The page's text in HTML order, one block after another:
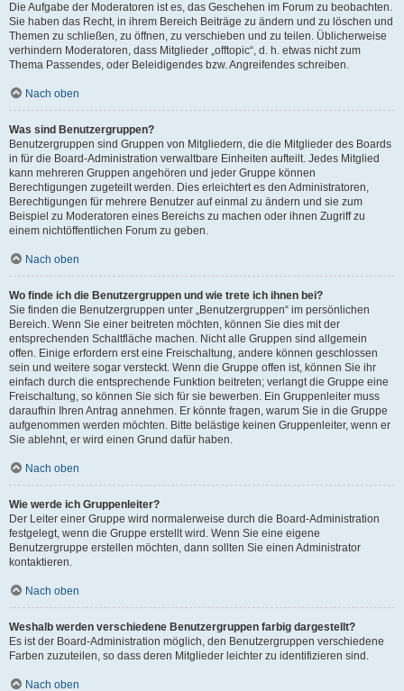
Die Aufgabe der Moderatoren ist es, das Geschehen im Forum zu beobachten.
Sie haben das Recht, in ihrem Bereich Beiträge zu ändern und zu löschen und
Themen zu schließen, zu öffnen, zu verschieben und zu teilen. Üblicherweise
verhindern Moderatoren, dass Mitglieder „offtopic“, d. h. etwas nicht zum
Thema Passendes, oder Beleidigendes bzw. Angreifendes schreiben.
Nach oben
Was sind Benutzergruppen?
Benutzergruppen sind Gruppen von Mitgliedern, die die Mitglieder des Boards
in für die Board-Administration verwaltbare Einheiten aufteilt. Jedes Mitglied
kann mehreren Gruppen angehören und jeder Gruppe können
Berechtigungen zugeteilt werden. Dies erleichtert es den Administratoren,
Berechtigungen für mehrere Benutzer auf einmal zu ändern und sie zum
Beispiel zu Moderatoren eines Bereichs zu machen oder ihnen Zugriff zu
einem nichtöffentlichen Forum zu geben.
Nach oben
Wo finde ich die Benutzergruppen und wie trete ich ihnen bei?
Sie finden die Benutzergruppen unter „Benutzergruppen“ im persönlichen
Bereich. Wenn Sie einer beitreten möchten, können Sie dies mit der
entsprechenden Schaltfläche machen. Nicht alle Gruppen sind allgemein
offen. Einige erfordern erst eine Freischaltung, andere können geschlossen
sein und weitere sogar versteckt. Wenn die Gruppe offen ist, können Sie ihr
einfach durch die entsprechende Funktion beitreten; verlangt die Gruppe eine
Freischaltung, so können Sie sich für sie bewerben. Ein Gruppenleiter muss
daraufhin Ihren Antrag annehmen. Er könnte fragen, warum Sie in die Gruppe
aufgenommen werden möchten. Bitte belästige keinen Gruppenleiter, wenn er
Sie ablehnt, er wird einen Grund dafür haben.
Nach oben
Wie werde ich Gruppenleiter?
Der Leiter einer Gruppe wird normalerweise durch die Board-Administration
festgelegt, wenn die Gruppe erstellt wird. Wenn Sie eine eigene
Benutzergruppe erstellen möchten, dann sollten Sie einen Administrator
kontaktieren.
Nach oben
Weshalb werden verschiedene Benutzergruppen farbig dargestellt?
Es ist der Board-Administration möglich, den Benutzergruppen verschiedene
Farben zuzuteilen, so dass deren Mitglieder leichter zu identifizieren sind.
Nach oben